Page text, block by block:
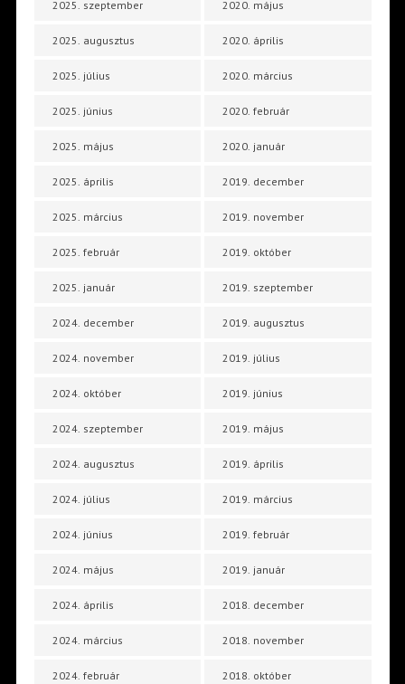
2025. szeptember
2025. augusztus
2025. július
2025. június
2025. május
2025. április
2025. március
2025. február
2025. január
2024. december
2024. november
2024. október
2024. szeptember
2024. augusztus
2024. július
2024. június
2024. május
2024. április
2024. március
2024. február
2020. május
2020. április
2020. március
2020. február
2020. január
2019. december
2019. november
2019. október
2019. szeptember
2019. augusztus
2019. július
2019. június
2019. május
2019. április
2019. március
2019. február
2019. január
2018. december
2018. november
2018. október